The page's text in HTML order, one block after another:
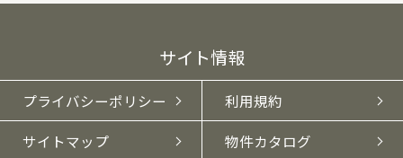
サイト情報
プライバシーポリシー 利用規約
サイトマップ 物件カタログ